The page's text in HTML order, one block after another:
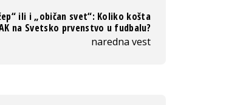
ili i „običan svet“: Koliko košta
na Svetsko prvenstvo u fudbalu?
naredna vest